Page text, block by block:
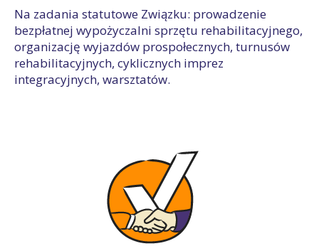
Na zadania statutowe Związku: prowadzenie
bezpłatnej wypożyczalni sprzętu rehabilitacyjnego,
organizację wyjazdów prospołecznych, turnusów
rehabilitacyjnych, cyklicznych imprez
integracyjnych, warsztatów.